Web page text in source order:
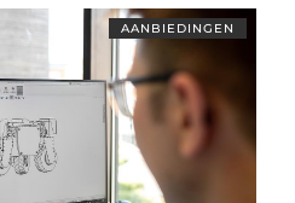
AANBIEDINGEN